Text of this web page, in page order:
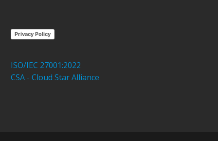
Privacy Policy
ISO/IEC 27001:2022
CSA - Cloud Star Alliance